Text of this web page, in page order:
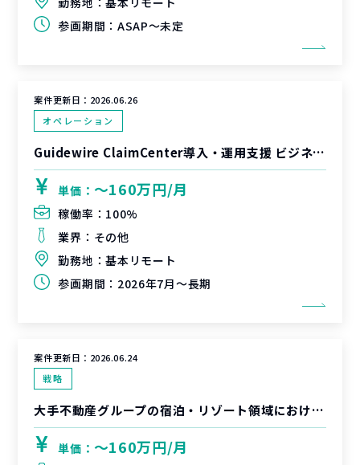
参画期間： ASAP～未定
案件更新日： 2026.06.26
オペレーション
Guidewire ClaimCenter導入・運用支援 ビジネスアナリスト
単価： 〜160万円/月
稼働率： 100%
業界： その他
勤務地：基本リモート
参画期間： 2026年7月～長期
案件更新日： 2026.06.24
戦略
大手不動産グループの宿泊・リゾート領域における新規サービス企画／ビジネスPM支援
単価： 〜160万円/月